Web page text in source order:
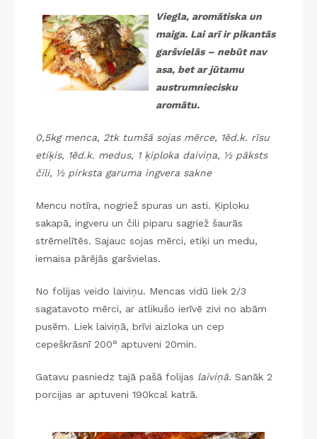
Viegla, aromātiska un
maiga. Lai arī ir pikantās
garšvielās – nebūt nav
asa, bet ar jūtamu
austrumniecisku
aromātu.
0,5kg menca, 2tk tumšā sojas mērce, 1ēd.k. rīsu
etiķis, 1ēd.k. medus, 1 ķiploka daiviņa, ½ pāksts
čili, ½ pirksta garuma ingvera sakne
Mencu notīra, nogriež spuras un asti. Ķiploku
sakapā, ingveru un čili piparu sagriež šaurās
strēmelītēs. Sajauc sojas mērci, etiķi un medu,
iemaisa pārējās garšvielas.
No folijas veido laiviņu. Mencas vidū liek 2/3
sagatavoto mērci, ar atlikušo ierīvē zivi no abām
pusēm. Liek laiviņā, brīvi aizloka un cep
cepeškrāsnī 200° aptuveni 20min.
Gatavu pasniedz tajā pašā folijas laiviņā. Sanāk 2
porcijas ar aptuveni 190kcal katrā.